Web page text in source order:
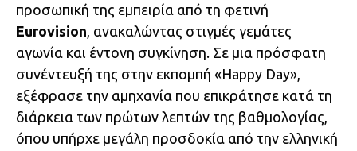
προσωπική της εμπειρία από τη φετινή
Eurovision, ανακαλώντας στιγμές γεμάτες
αγωνία και έντονη συγκίνηση. Σε μια πρόσφατη
συνέντευξή της στην εκπομπή «Happy Day»,
εξέφρασε την αμηχανία που επικράτησε κατά τη
διάρκεια των πρώτων λεπτών της βαθμολογίας,
όπου υπήρχε μεγάλη προσδοκία από την ελληνική